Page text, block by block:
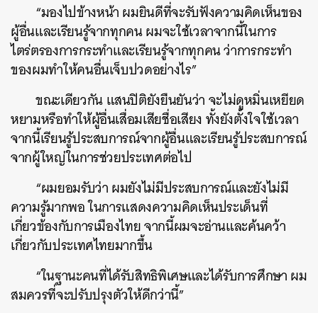
“มองไปข้างหน้า ผมยินดีที่จะรับฟังความคิดเห็นของ
ผู้อื่นและเรียนรู้จากทุกคน ผมจะใช้เวลาจากนี้ในการ
ไตร่ตรองการกระทำและเรียนรู้จากทุกคน ว่าการกระทำ
ของผมทำให้คนอื่นเจ็บปวดอย่างไร”
ขณะเดียวกัน แสนปิติยังยืนยันว่า จะไม่ดูหมิ่นเหยียด
หยามหรือทำให้ผู้อื่นเสื่อมเสียชื่อเสียง ทั้งยังตั้งใจใช้เวลา
จากนี้เรียนรู้ประสบการณ์จากผู้อื่นและเรียนรู้ประสบการณ์
จากผู้ใหญ่ในการช่วยประเทศต่อไป
“ผมยอมรับว่า ผมยังไม่มีประสบการณ์และยังไม่มี
ความรู้มากพอ ในการแสดงความคิดเห็นประเด็นที่
เกี่ยวข้องกับการเมืองไทย จากนี้ผมจะอ่านและค้นคว้า
เกี่ยวกับประเทศไทยมากขึ้น
“ในฐานะคนที่ได้รับสิทธิพิเศษและได้รับการศึกษา ผม
สมควรที่จะปรับปรุงตัวให้ดีกว่านี้”